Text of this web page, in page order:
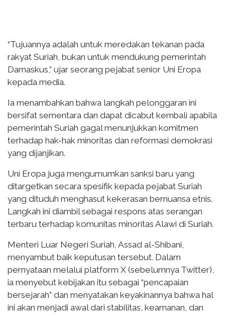
“Tujuannya adalah untuk meredakan tekanan pada
rakyat Suriah, bukan untuk mendukung pemerintah
Damaskus,” ujar seorang pejabat senior Uni Eropa
kepada media.
Ia menambahkan bahwa langkah pelonggaran ini
bersifat sementara dan dapat dicabut kembali apabila
pemerintah Suriah gagal menunjukkan komitmen
terhadap hak-hak minoritas dan reformasi demokrasi
yang dijanjikan.
Uni Eropa juga mengumumkan sanksi baru yang
ditargetkan secara spesifik kepada pejabat Suriah
yang dituduh menghasut kekerasan bernuansa etnis.
Langkah ini diambil sebagai respons atas serangan
terbaru terhadap komunitas minoritas Alawi di Suriah.
Menteri Luar Negeri Suriah, Assad al-Shibani,
menyambut baik keputusan tersebut. Dalam
pernyataan melalui platform X (sebelumnya Twitter),
ia menyebut kebijakan itu sebagai “pencapaian
bersejarah” dan menyatakan keyakinannya bahwa hal
ini akan menjadi awal dari stabilitas, keamanan, dan